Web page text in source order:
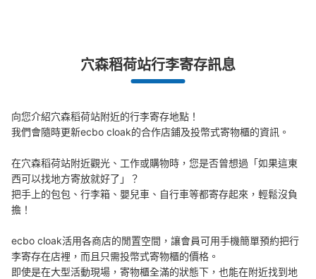
穴森稻荷站行李寄存訊息
向您介紹穴森稻荷站附近的行李寄存地點！
我們會隨時更新ecbo cloak的合作店鋪及投幣式寄物櫃的資訊。
在穴森稻荷站附近觀光、工作或購物時，您是否曾想過「如果這東
西可以找地方寄放就好了」？
把手上的包包、行李箱、嬰兒車、自行車等都寄存起來，輕鬆沒負
擔！
ecbo cloak活用各商店的閒置空間，讓會員可用手機簡單預約把行
李寄存在店裡，而且只需投幣式寄物櫃的價格。
即使是在大型活動現場，寄物櫃全滿的狀態下，也能在附近找到地